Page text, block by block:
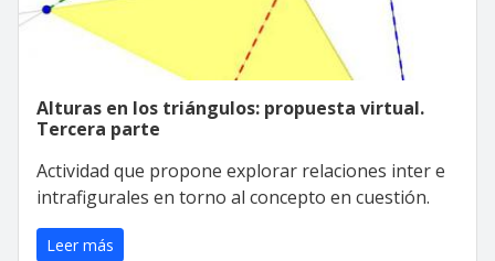
Alturas en los triángulos: propuesta virtual.
Tercera parte
Actividad que propone explorar relaciones inter e
intrafigurales en torno al concepto en cuestión.
Leer más